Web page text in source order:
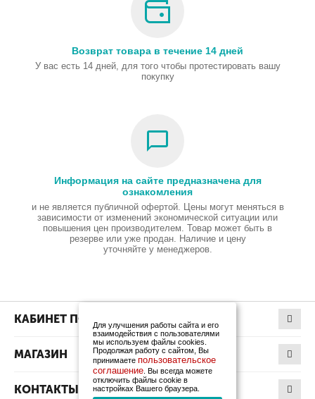
Возврат товара в течение 14 дней
У вас есть 14 дней, для того чтобы протестировать вашу
покупку
Информация на сайте предназначена для
ознакомления
и не является публичной офертой. Цены могут меняться в
зависимости от изменений экономической ситуации или
повышения цен производителем. Товар может быть в
резерве или уже продан. Наличие и цену
уточняйте у менеджеров.
КАБИНЕТ ПОКУПАТЕЛЯ
МАГАЗИН
КОНТАКТЫ
Для улучшения работы сайта и его
взаимодействия с пользователями
мы используем файлы cookies.
Продолжая работу с сайтом, Вы
принимаете пользовательское
соглашение . Вы всегда можете
отключить файлы cookie в
настройках Вашего браузера.